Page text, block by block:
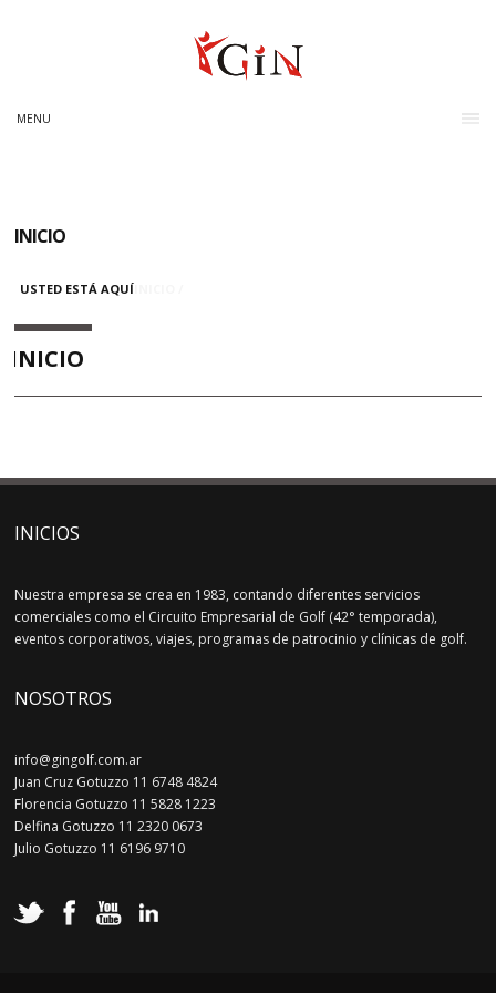
MENU
INICIO
USTED ESTÁ AQUÍ
INICIO
INICIOS
Nuestra empresa se crea en 1983, contando diferentes servicios
comerciales como el Circuito Empresarial de Golf (42° temporada),
eventos corporativos, viajes, programas de patrocinio y clínicas de golf.
NOSOTROS
info@gingolf.com.ar
Juan Cruz Gotuzzo 11 6748 4824
Florencia Gotuzzo 11 5828 1223
Delfina Gotuzzo 11 2320 0673
Julio Gotuzzo 11 6196 9710